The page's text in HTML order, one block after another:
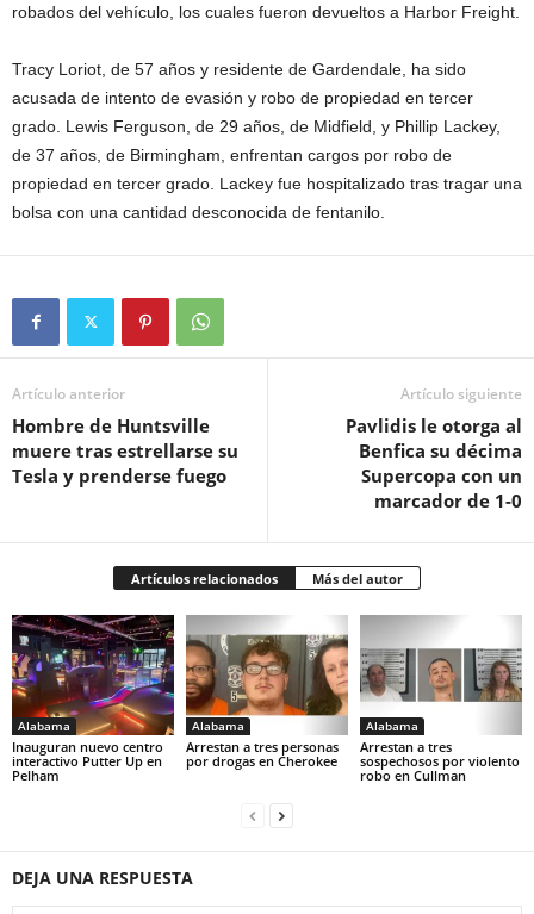
robados del vehículo, los cuales fueron devueltos a Harbor Freight.
Tracy Loriot, de 57 años y residente de Gardendale, ha sido
acusada de intento de evasión y robo de propiedad en tercer
grado. Lewis Ferguson, de 29 años, de Midfield, y Phillip Lackey,
de 37 años, de Birmingham, enfrentan cargos por robo de
propiedad en tercer grado. Lackey fue hospitalizado tras tragar una
bolsa con una cantidad desconocida de fentanilo.
Artículo anterior
Hombre de Huntsville
muere tras estrellarse su
Tesla y prenderse fuego
Artículo siguiente
Pavlidis le otorga al
Benfica su décima
Supercopa con un
marcador de 1-0
Artículos relacionados Más del autor
Alabama
Inauguran nuevo centro
interactivo Putter Up en
Pelham
Alabama
Arrestan a tres personas
por drogas en Cherokee
Alabama
Arrestan a tres
sospechosos por violento
robo en Cullman
DEJA UNA RESPUESTA